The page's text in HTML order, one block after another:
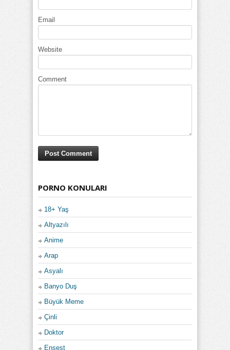
Email
Website
Comment
PORNO KONULARI
18+ Yaş
Altyazılı
Anime
Arap
Asyalı
Banyo Duş
Büyük Meme
Çinli
Doktor
Ensest